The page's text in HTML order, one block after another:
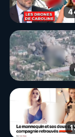
🌱 VIDÉOS
Toutes les
http://rgnr.li/
🌱 LES
http://rgnr.li/